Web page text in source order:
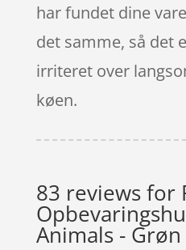
har fundet dine
det samme, så det
irriteret over
køen.
83 reviews for
Animals -